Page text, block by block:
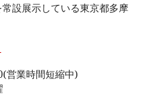
設展示している東京都多摩
業時間短縮中)